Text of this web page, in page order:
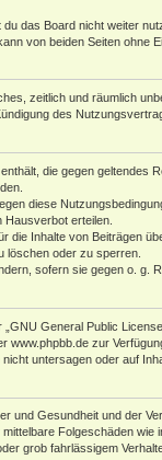
das Board nicht weiter
von beiden Seiten ohne
zeitlich und räumlich
des
die gegen
diese
erteilen.
die Inhalte von Beiträgen
löschen oder zu sperren.
sofern sie gegen o.
GNU General Public
www.phpbb.dezur
untersagen oder auf
und Gesundheit und der
Folgeschäden wie
grob fahrlässigem